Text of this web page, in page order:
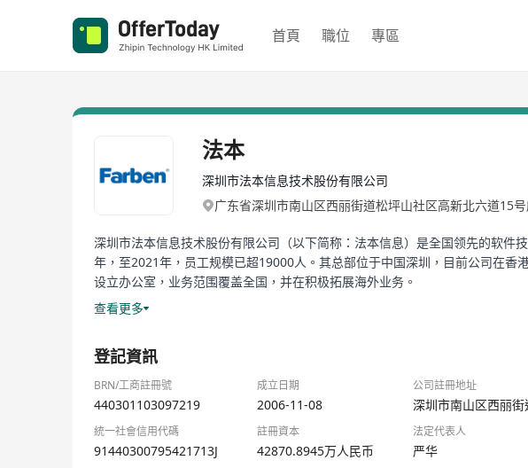
首頁 職位 專區
法本
深圳市法本信息技术股份有限公司
广东省深圳市南山区西丽街道松坪山社区高新北六道15
深圳市法本信息技术股份有限公司（以下简称：法本信息）是全国领先的软
年，至2021年，员工规模已超19000人。其总部位于中国深圳，目前公司在
设立办公室，业务范围覆盖全国，并在积极拓展海外业务。
法本信息在十多年的信息技术服务与探索中，积累了丰富的实战技术资源、
技术能力。同时，法本信息基于客户的实际业务的应用场景做深入研究，以洞
法本信息客户遍布金融、互联网、通信、物流、航空、房地产、制造业等行业
查看更多
登記資訊
BRN/工商註冊號 成立日期 公司註冊地址
440301103097219 2006-11-08 深圳市南山区西丽
統一社會信用代碼 註冊資本 法定代表人
91440300795421713J 42870.8945万人民币 严华